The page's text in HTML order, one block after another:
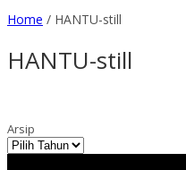
Home / HANTU-still
HANTU-still
Arsip